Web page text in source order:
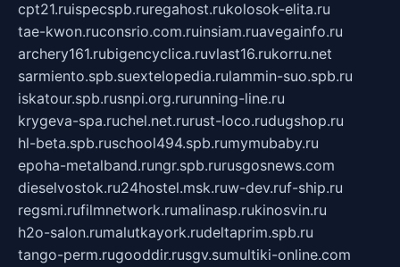
cpt21.ruispecspb.ruregahost.rukolosok-elita.ru
tae-kwon.ruconsrio.com.ruinsiam.ruavegainfo.ru
archery161.rubigencyclica.ruvlast16.rukorru.net
sarmiento.spb.suextelopedia.rulammin-suo.spb.ru
iskatour.spb.rusnpi.org.rurunning-line.ru
krygeva-spa.ruchel.net.rurust-loco.rudugshop.ru
hl-beta.spb.ruschool494.spb.rumymubaby.ru
epoha-metalband.rungr.spb.rurusgosnews.com
dieselvostok.ru24hostel.msk.ruw-dev.ruf-ship.ru
regsmi.rufilmnetwork.rumalinasp.rukinosvin.ru
h2o-salon.rumalutkayork.rudeltaprim.spb.ru
tango-perm.rugooddir.rusgv.sumultiki-online.com